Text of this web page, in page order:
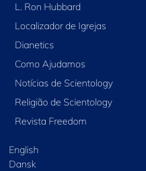
L. Ron Hubbard
Localizador de Igrejas
Dianetics
Como Ajudamos
Notícias de Scientology
Religião de Scientology
Revista Freedom
English
Dansk